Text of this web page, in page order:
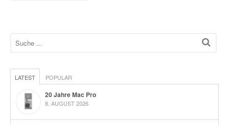
LATEST POPULAR
20 Jahre Mac Pro
8. AUGUST 2026